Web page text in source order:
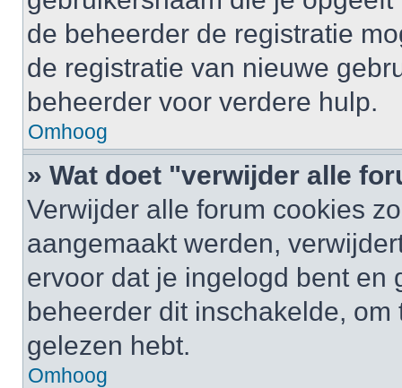
de beheerder de registratie
de registratie van nieuwe
beheerder voor verdere hulp.
Omhoog
» Wat doet "verwijder alle
Verwijder alle forum cookies
aangemaakt werden,
ervoor dat je ingelogd bent en
beheerder dit inschakelde,
gelezen hebt.
Omhoog